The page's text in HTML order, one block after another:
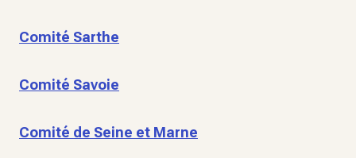
Comité Sarthe
Comité Savoie
Comité de Seine et Marne